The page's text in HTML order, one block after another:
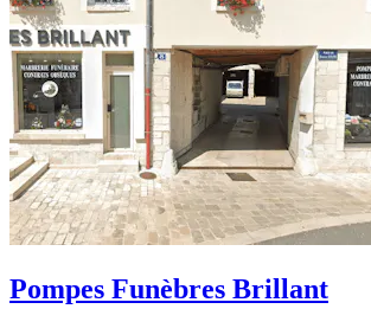
Pompes Funèbres Brillant